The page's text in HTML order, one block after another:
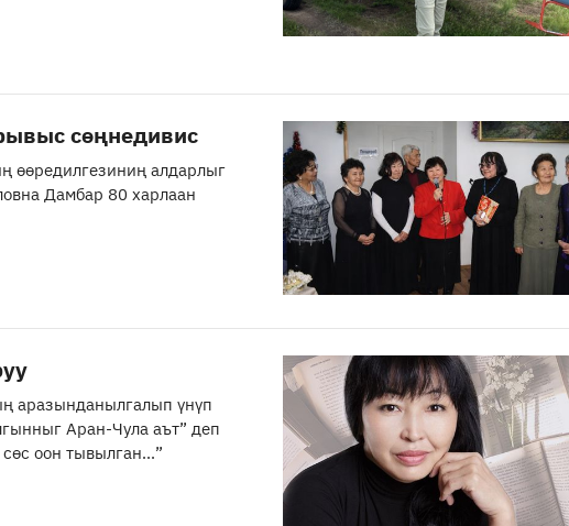
сөңнедивис
өөредилгезиниң алдарлыг
Дамбар 80 харлаан
аразынданылгалып үнүп
Аран-Чула аът” деп
оон тывылган...”